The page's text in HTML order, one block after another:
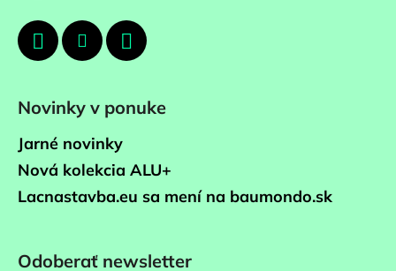
Novinky v ponuke
Jarné novinky
Nová kolekcia ALU+
Lacnastavba.eu sa mení na baumondo.sk
Odoberať newsletter